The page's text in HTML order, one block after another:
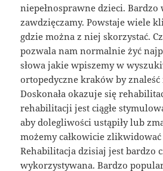
niepełnosprawne dzieci. Bardzo
zawdzięczamy. Powstaje wiele
gdzie można z niej skorzystać.
pozwala nam normalnie żyć
słowa jakie wpiszemy w
ortopedyczne kraków by
Doskonała okazuje się
rehabilitacji jest ciągłe
aby dolegliwości ustąpiły lub
możemy całkowicie
Rehabilitacja dzisiaj jest bardzo
wykorzystywana. Bardzo